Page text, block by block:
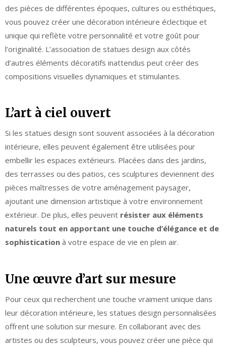
des pièces de différentes époques, cultures ou esthétiques,
vous pouvez créer une décoration intérieure éclectique et
unique qui reflète votre personnalité et votre goût pour
l’originalité. L’association de statues design aux côtés
d’autres éléments décoratifs inattendus peut créer des
compositions visuelles dynamiques et stimulantes.
L’art à ciel ouvert
Si les statues design sont souvent associées à la décoration
intérieure, elles peuvent également être utilisées pour
embellir les espaces extérieurs. Placées dans des jardins,
des terrasses ou des patios, ces sculptures deviennent des
pièces maîtresses de votre aménagement paysager,
ajoutant une dimension artistique à votre environnement
extérieur. De plus, elles peuvent résister aux éléments
naturels tout en apportant une touche d’élégance et de
sophistication à votre espace de vie en plein air.
Une œuvre d’art sur mesure
Pour ceux qui recherchent une touche vraiment unique dans
leur décoration intérieure, les statues design personnalisées
offrent une solution sur mesure. En collaborant avec des
artistes ou des sculpteurs, vous pouvez créer une pièce qui